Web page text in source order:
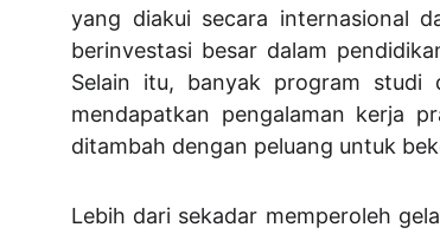
yang diakui secara internasional
berinvestasi besar dalam
Selain itu, banyak program studi
mendapatkan pengalaman kerja
ditambah dengan peluang untuk
Lebih dari sekadar memperoleh